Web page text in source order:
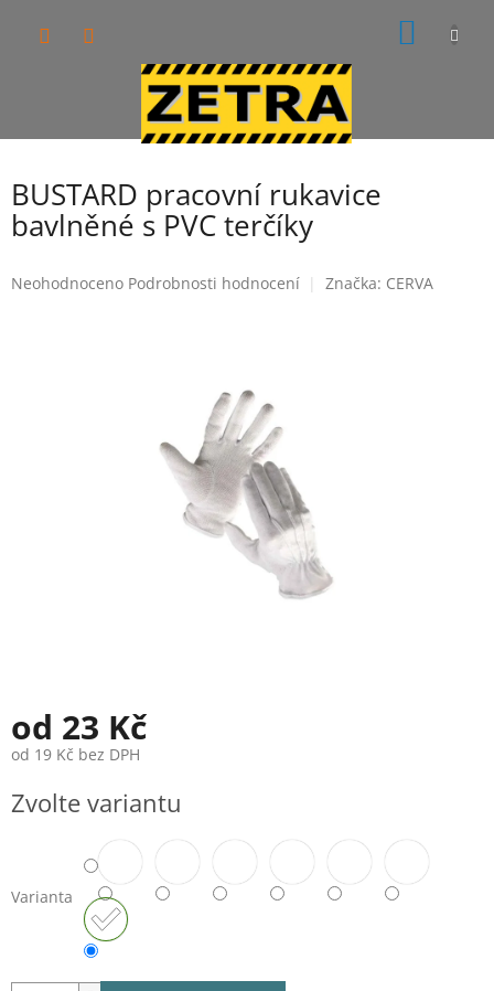
BUSTARD pracovní rukavice
bavlněné s PVC terčíky
Průměrné
Neohodnoceno Podrobnosti hodnocení Značka: CERVA
od 23 Kč
od 19 Kč bez DPH
cena:
Zvolte variantu
Varianta